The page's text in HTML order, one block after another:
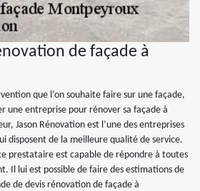
de façade à
que l’on souhaite faire sur une façade,
une entreprise pour rénover sa façade à
Jason Rénovation est l’une des entreprises
disposent de la meilleure qualité de service.
prestataire est capable de répondre à toutes
Il lui est possible de faire des estimations de
de devis rénovation de façade à